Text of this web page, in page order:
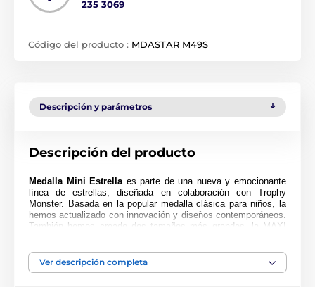
235 3069
Código del producto : MDASTAR M49S
Descripción y parámetros
Descripción del producto
Medalla Mini Estrellaes parte de una nueva y emocionante
línea de estrellas, diseñada en colaboración con Trophy
Monster. Basada en la popular medalla clásica para niños, la
hemos actualizado con innovación y diseños contemporáneos.
También hemos creado dos tamaños más grandes, la MAXI
Cortada en una forma especial, esta medalla presenta una
impresión en color de alta calidad en el reverso del acrílico de
Ver descripción completa